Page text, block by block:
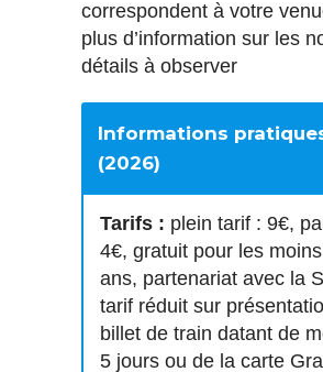
correspondent à votre
plus d’information sur les
détails à observer
Informations
(2026)
Tarifs : plein tarif : 9€,
4€, gratuit pour les
ans, partenariat avec la
tarif réduit sur
billet de train datant de
5 jours ou de la carte